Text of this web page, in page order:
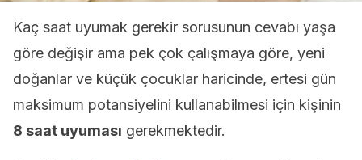
Kaç saat uyumak gerekir sorusunun cevabı yaşa
göre değişir ama pek çok çalışmaya göre, yeni
doğanlar ve küçük çocuklar haricinde, ertesi gün
maksimum potansiyelini kullanabilmesi için kişinin
8 saat uyuması gerekmektedir.